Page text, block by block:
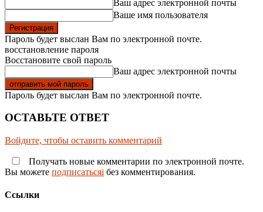
Ваш адрес электронной почты
Ваше имя пользователя
Пароль будет выслан Вам по электронной почте.
восстановление пароля
Восстановите свой пароль
Ваш адрес электронной почты
Пароль будет выслан Вам по электронной почте.
ОСТАВЬТЕ ОТВЕТ
Войдите, чтобы оставить комментарий
Получать новые комментарии по электронной почте.
Вы можете подписатьсяi без комментирования.
Ссылки